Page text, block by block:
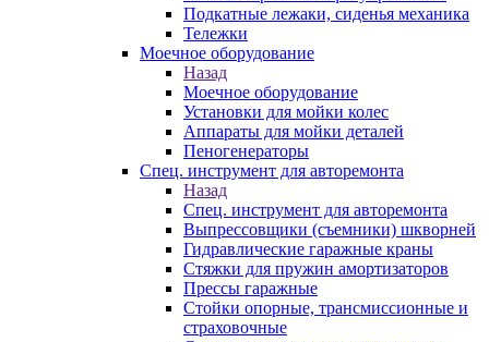
Подкатные лежаки, сиденья механика
Тележки
Моечное оборудование
Назад
Моечное оборудование
Установки для мойки колес
Аппараты для мойки деталей
Пеногенераторы
Спец. инструмент для авторемонта
Назад
Спец. инструмент для авторемонта
Выпрессовщики (съемники) шкворней
Гидравлические гаражные краны
Стяжки для пружин амортизаторов
Прессы гаражные
Стойки опорные, трансмиссионные и
страховочные